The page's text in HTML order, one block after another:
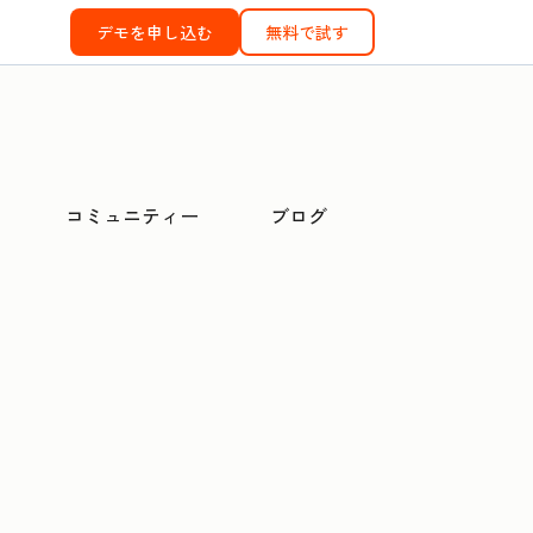
デモを申し込む 無料で試す
コミュニティー ブログ